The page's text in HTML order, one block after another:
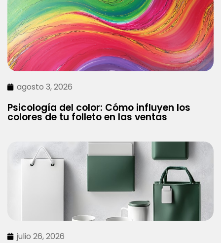
agosto 3, 2026
Psicología del color: Cómo influyen los
colores de tu folleto en las ventas
julio 26, 2026